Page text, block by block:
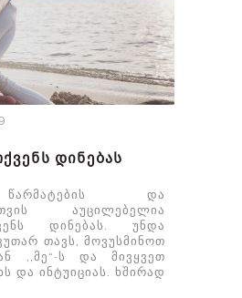
დინებას
და
აუცილებელია
დინებას. უნდა
თავს, მოვუსმინოთ
,,მე“-ს და მივყვეთ
და ინტუიციას. ხშირად